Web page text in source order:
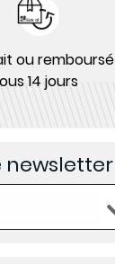
ou remboursé
14 jours
newsletter